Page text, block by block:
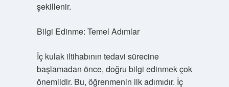
şekillenir.
Bilgi Edinme: Temel Adımlar
İç kulak iltihabının tedavi sürecine
başlamadan önce, doğru bilgi edinmek çok
önemlidir. Bu, öğrenmenin ilk adımıdır. İç